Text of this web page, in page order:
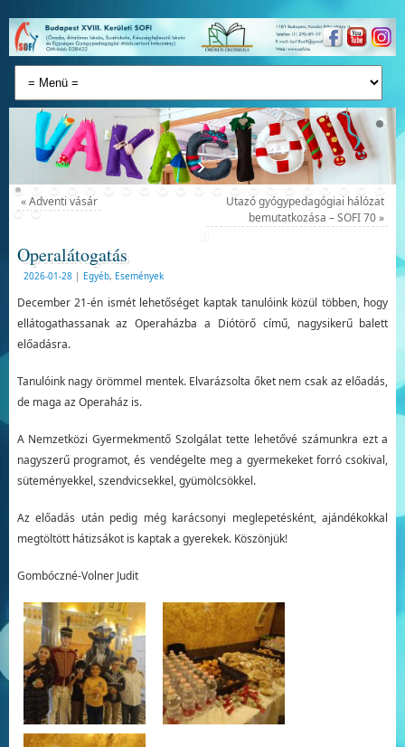
«Adventi vásár
Utazó gyógypedagógiai hálózat
bemutatkozása – SOFI 70»
Operalátogatás
2026-01-28 | Egyéb, Események
December 21-én ismét lehetőséget kaptak tanulóink közül többen, hogy
ellátogathassanak az Operaházba a Diótörő című, nagysikerű balett
előadásra.
Tanulóink nagy örömmel mentek. Elvarázsolta őket nem csak az előadás,
de maga az Operaház is.
A Nemzetközi Gyermekmentő Szolgálat tette lehetővé számunkra ezt a
nagyszerű programot, és vendégelte meg a gyermekeket forró csokival,
süteményekkel, szendvicsekkel, gyümölcsökkel.
Az előadás után pedig még karácsonyi meglepetésként, ajándékokkal
megtöltött hátizsákot is kaptak a gyerekek. Köszönjük!
Gombóczné-Volner Judit